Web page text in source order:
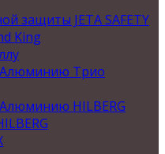
защиты JETA SAFETY
King
Трио
HILBERG